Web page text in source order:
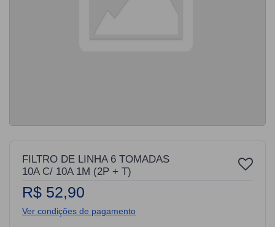
FILTRO DE LINHA 6 TOMADAS
10A C/ 10A 1M (2P + T)
R$ 52,90
Ver condições de pagamento